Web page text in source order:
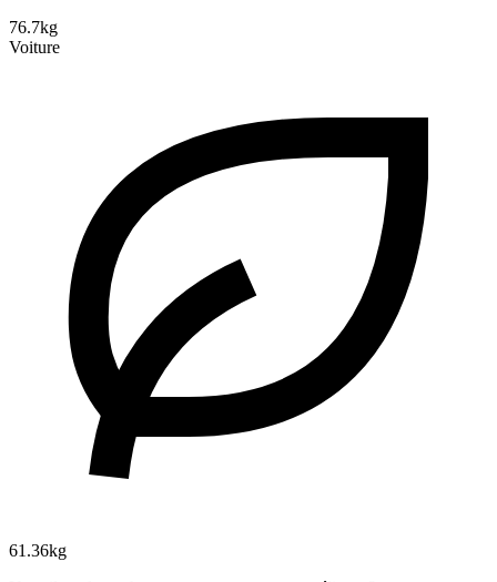
76.7kg
Voiture
61.36kg